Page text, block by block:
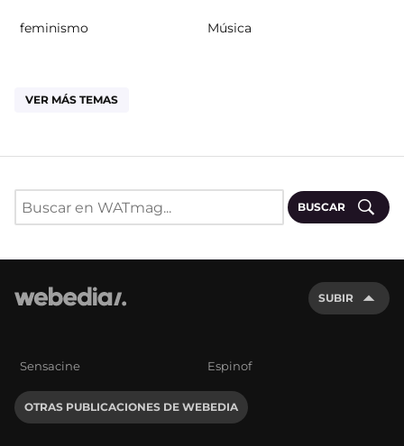
feminismo Música
VER MÁS TEMAS
BUSCAR
SUBIR
Sensacine Espinof
OTRAS PUBLICACIONES DE WEBEDIA